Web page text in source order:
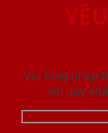
Vui lòng nhập
với quý